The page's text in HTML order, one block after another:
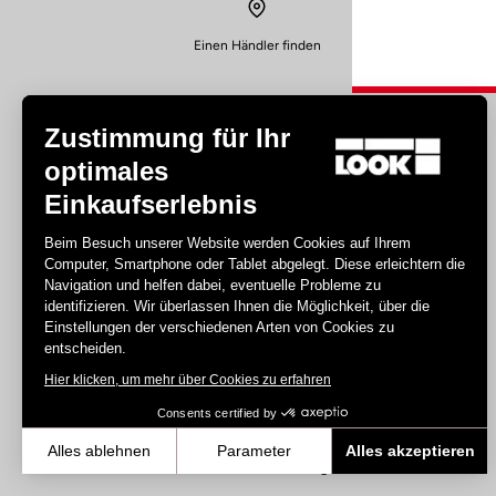
Einen Händler finden
Straße
Bahn
Triathlon
E-bike
MTB
Zustimmung für Ihr
optimales
Einkaufserlebnis
Beim Besuch unserer Website werden Cookies auf Ihrem
Computer, Smartphone oder Tablet abgelegt. Diese erleichtern die
Navigation und helfen dabei, eventuelle Probleme zu
identifizieren. Wir überlassen Ihnen die Möglichkeit, über die
Einstellungen der verschiedenen Arten von Cookies zu
entscheiden.
Hier klicken, um mehr über Cookies zu erfahren
Consents certified by
Alles ablehnen Parameter
Alles akzeptieren